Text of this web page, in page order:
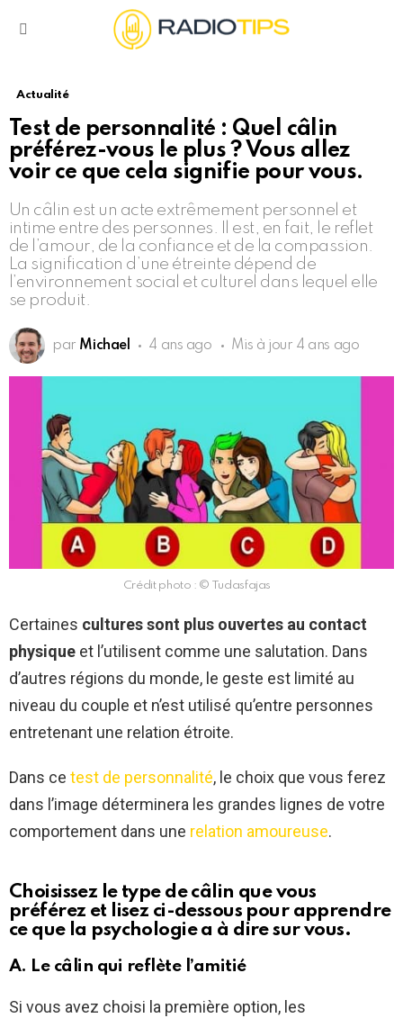
Actualité
Test de personnalité : Quel câlin
préférez-vous le plus ? Vous allez
voir ce que cela signifie pour vous.
Un câlin est un acte extrêmement personnel et
intime entre des personnes. Il est, en fait, le reflet
de l’amour, de la confiance et de la compassion.
La signification d’une étreinte dépend de
l’environnement social et culturel dans lequel elle
se produit.
par Michael 4 ans ago Mis à jour 4 ans ago
Crédit photo : © Tudasfajas
Certaines cultures sont plus ouvertes au contact
physique et l’utilisent comme une salutation. Dans
d’autres régions du monde, le geste est limité au
niveau du couple et n’est utilisé qu’entre personnes
entretenant une relation étroite.
Dans ce test de personnalité, le choix que vous ferez
dans l’image déterminera les grandes lignes de votre
comportement dans une relation amoureuse.
Choisissez le type de câlin que vous
préférez et lisez ci-dessous pour apprendre
ce que la psychologie a à dire sur vous.
A. Le câlin qui reflète l’amitié
Si vous avez choisi la première option, les